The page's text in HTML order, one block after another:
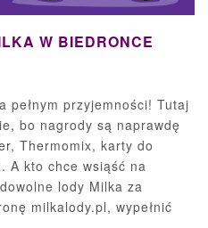
W BIEDRONCE
pełnym przyjemności! Tutaj
bo nagrody są naprawdę
Thermomix, karty do
A kto chce wsiąść na
lody Milka za
milkalody.pl, wypełnić